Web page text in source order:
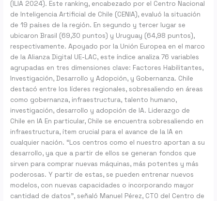
(ILIA 2024). Este ranking, encabezado por el Centro Nacional
de Inteligencia Artificial de Chile (CENIA), evaluó la situación
de 19 países de la región. En segundo y tercer lugar se
ubicaron Brasil (69,30 puntos) y Uruguay (64,98 puntos),
respectivamente. Apoyado por la Unión Europea en el marco
de la Alianza Digital UE-LAC, este índice analiza 76 variables
agrupadas en tres dimensiones clave: Factores Habilitantes,
Investigación, Desarrollo y Adopción, y Gobernanza. Chile
destacó entre los líderes regionales, sobresaliendo en áreas
como gobernanza, infraestructura, talento humano,
investigación, desarrollo y adopción de IA. Liderazgo de
Chile en IA En particular, Chile se encuentra sobresaliendo en
infraestructura, ítem crucial para el avance de la IA en
cualquier nación. “Los centros como el nuestro aportan a su
desarrollo, ya que a partir de ellos se generan fondos que
sirven para comprar nuevas máquinas, más potentes y más
poderosas. Y partir de estas, se pueden entrenar nuevos
modelos, con nuevas capacidades o incorporando mayor
cantidad de datos”, señaló Manuel Pérez, CTO del Centro de